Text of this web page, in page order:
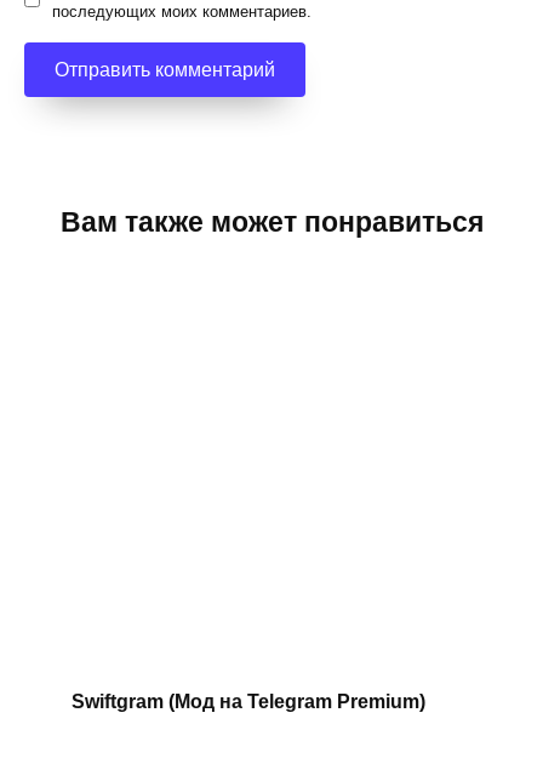
последующих моих комментариев.
Вам также может понравиться
Swiftgram (Мод на Telegram Premium)